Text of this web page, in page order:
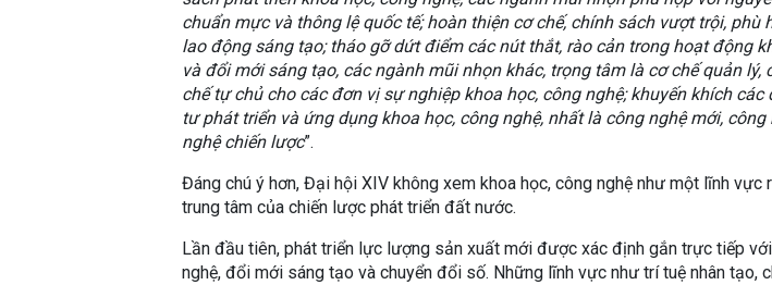
chuẩn mực và thông lệ quốc tế; hoàn thiện cơ chế, chính sách vượt trội, phù
lao động sáng tạo; tháo gỡ dứt điểm các nút thắt, rào cản trong hoạt động
và đổi mới sáng tạo, các ngành mũi nhọn khác, trọng tâm là cơ chế quản lý,
chế tự chủ cho các đơn vị sự nghiệp khoa học, công nghệ; khuyến khích các
tư phát triển và ứng dụng khoa học, công nghệ, nhất là công nghệ mới, công
nghệ chiến lược”.
Đáng chú ý hơn, Đại hội XIV không xem khoa học, công nghệ như một lĩnh vực
trung tâm của chiến lược phát triển đất nước.
Lần đầu tiên, phát triển lực lượng sản xuất mới được xác định gắn trực tiếp
nghệ, đổi mới sáng tạo và chuyển đổi số. Những lĩnh vực như trí tuệ nhân tạo,